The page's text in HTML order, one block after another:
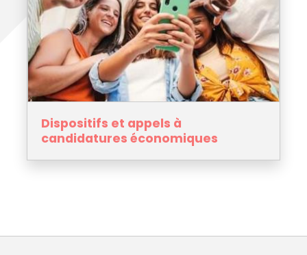
Dispositifs et appels à
candidatures économiques